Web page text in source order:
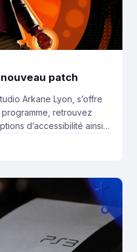
patch
Arkane Lyon, s’offre
programme, retrouvez
d’accessibilité ainsi
incontournable, un
la troisième personne